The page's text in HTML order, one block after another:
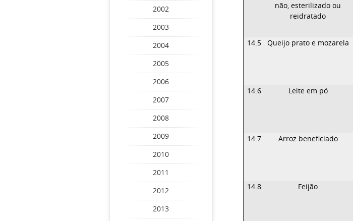
2002
2003
2004
2005
2006
2007
2008
2009
2010
2011
2012
2013
não, esterilizado ou
reidratado
14.5
Queijo prato e mozarela
14.6
Leite em pó
14.7
Arroz beneficiado
14.8
Feijão